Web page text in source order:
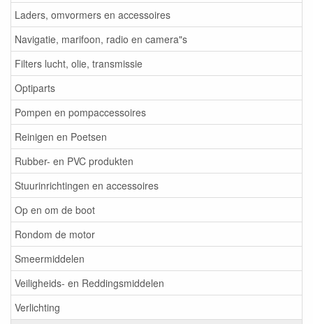
Laders, omvormers en accessoires
Navigatie, marifoon, radio en camera"s
Filters lucht, olie, transmissie
Optiparts
Pompen en pompaccessoires
Reinigen en Poetsen
Rubber- en PVC produkten
Stuurinrichtingen en accessoires
Op en om de boot
Rondom de motor
Smeermiddelen
Veiligheids- en Reddingsmiddelen
Verlichting